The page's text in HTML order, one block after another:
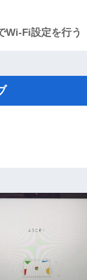
Wi-Fi設定を行う